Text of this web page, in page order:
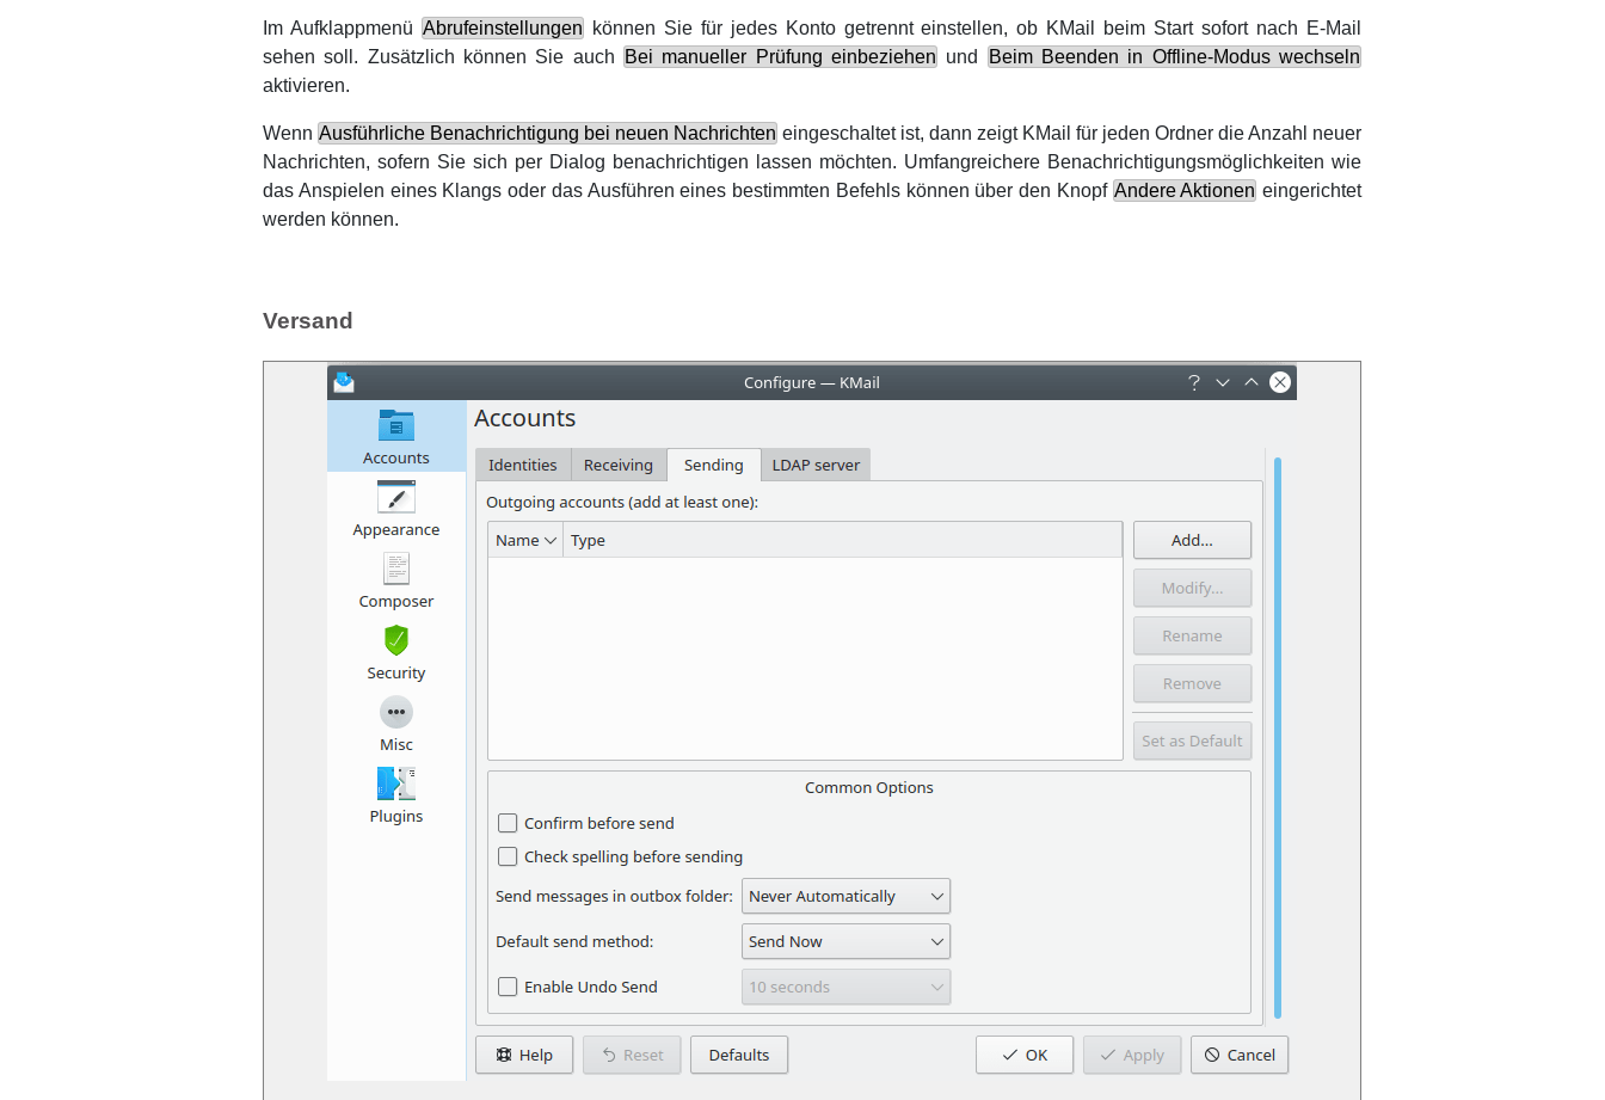
Im Aufklappmenü Abrufeinstellungen können Sie für jedes Konto getrennt einstellen, ob KMail
beim Start sofort nach E-Mail
sehen soll. Zusätzlich können Sie auch
Bei manueller Prüfung einbeziehen und
Beim Beenden in Offline-Modus wechseln
aktivieren.
Wenn Ausführliche Benachrichtigung bei neuen Nachrichten eingeschaltet ist, dann zeigt KMail für jeden Ordner die Anzahl neuer
Nachrichten, sofern Sie sich per Dialog benachrichtigen lassen möchten. Umfangreichere Benachrichtigungsmöglichkeiten wie
das Anspielen eines Klangs oder das Ausführen eines bestimmten Befehls können über den Knopf Andere Aktionen eingerichtet
werden können.
Versand